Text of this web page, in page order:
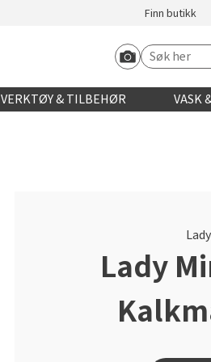
Finn butikk
Start Roomvo
Søk etter:
VERKTØY & TILBEHØR VASK
Lady
Lady